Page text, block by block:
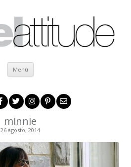
Menú Ir al contenido
minnie
26 agosto, 2014